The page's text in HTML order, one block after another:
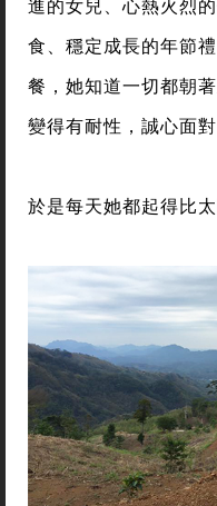
進的女兒、心熱火烈
食、穩定成長的年節
餐，她知道一切都朝
變得有耐性，誠心面
於是每天她都起得比太